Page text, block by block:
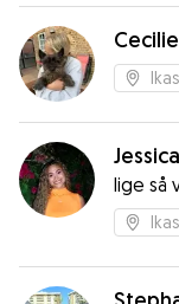
Cecilie
Jessica
lige så